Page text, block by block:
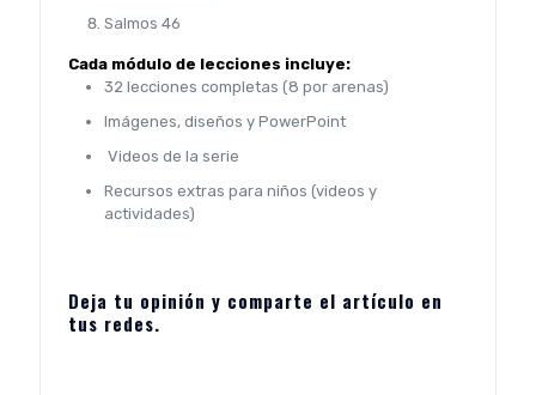
Salmos 46
Cada módulo de lecciones incluye:
32 lecciones completas (8 por arenas)
Imágenes, diseños y PowerPoint
Videos de la serie
Recursos extras para niños (videos y
actividades)
Deja tu opinión y comparte el artículo en
tus redes.